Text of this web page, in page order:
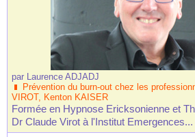
par Laurence ADJADJ
Prévention du burn-out chez les
VIROT, Kenton KAISER
Formée en Hypnose Ericksonienne et
Dr Claude Virot à l'Institut Emergences...